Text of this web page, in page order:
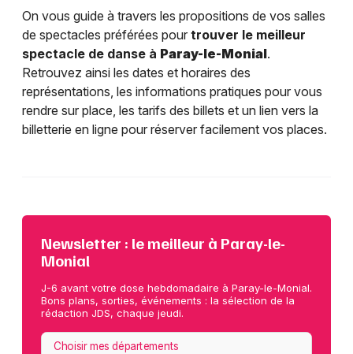
On vous guide à travers les propositions de vos salles
de spectacles préférées pour trouver le meilleur
spectacle de danse à Paray-le-Monial.
Retrouvez ainsi les dates et horaires des
représentations, les informations pratiques pour vous
rendre sur place, les tarifs des billets et un lien vers la
billetterie en ligne pour réserver facilement vos places.
Newsletter : le meilleur à Paray-le-
Monial
J-6 avant votre dose hebdomadaire à Paray-le-Monial.
Bons plans, sorties, événements : la sélection de la
rédaction JDS, chaque jeudi.
Choisir mes départements